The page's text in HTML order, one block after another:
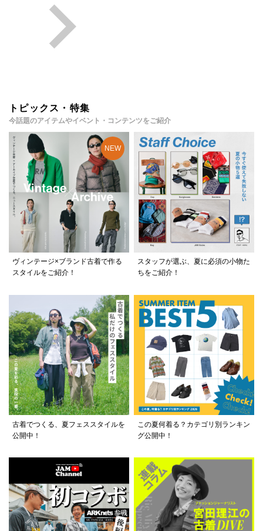
トピックス・特集
今話題のアイテムやイベント・コンテンツをご紹介
ヴィンテージ×ブランド古着で作る
スタイルをご紹介！
スタッフが選ぶ、夏に必須の小物た
ちをご紹介！
古着でつくる、夏フェススタイルを
公開中！
この夏何着る？カテゴリ別ランキン
グ公開中！